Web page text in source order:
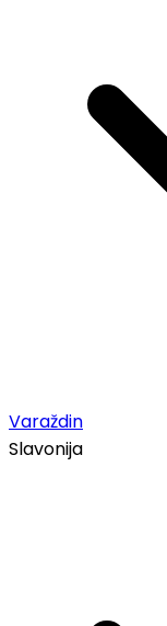
Varaždin
Slavonija